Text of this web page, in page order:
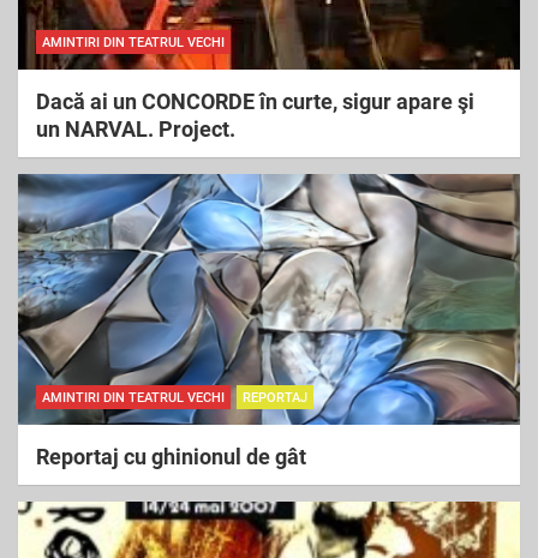
AMINTIRI DIN TEATRUL VECHI
Dacă ai un CONCORDE în curte, sigur apare şi
un NARVAL. Project.
AMINTIRI DIN TEATRUL VECHI REPORTAJ
Reportaj cu ghinionul de gât